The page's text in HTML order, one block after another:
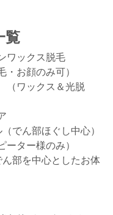
覧
ワックス脱毛
・お顔のみ可）
（ワックス＆光脱
でん部ほぐし中心）
ーター様のみ）
部を中心としたお体